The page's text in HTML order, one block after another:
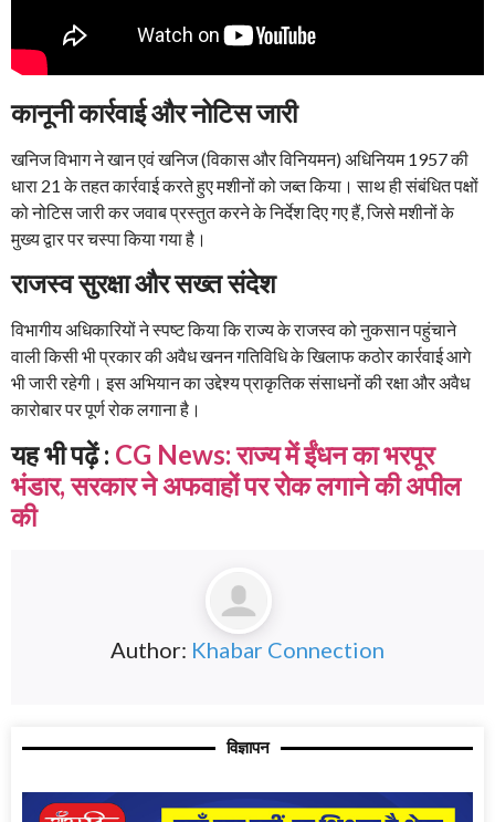
कानूनी कार्रवाई और नोटिस जारी
खनिज विभाग ने खान एवं खनिज (विकास और विनियमन) अधिनियम 1957 की
धारा 21 के तहत कार्रवाई करते हुए मशीनों को जब्त किया। साथ ही संबंधित पक्षों
को नोटिस जारी कर जवाब प्रस्तुत करने के निर्देश दिए गए हैं, जिसे मशीनों के
मुख्य द्वार पर चस्पा किया गया है।
राजस्व सुरक्षा और सख्त संदेश
विभागीय अधिकारियों ने स्पष्ट किया कि राज्य के राजस्व को नुकसान पहुंचाने
वाली किसी भी प्रकार की अवैध खनन गतिविधि के खिलाफ कठोर कार्रवाई आगे
भी जारी रहेगी। इस अभियान का उद्देश्य प्राकृतिक संसाधनों की रक्षा और अवैध
कारोबार पर पूर्ण रोक लगाना है।
यह भी पढ़ें : CG News: राज्य में ईंधन का भरपूर
भंडार, सरकार ने अफवाहों पर रोक लगाने की अपील
की
Author: Khabar Connection
विज्ञापन